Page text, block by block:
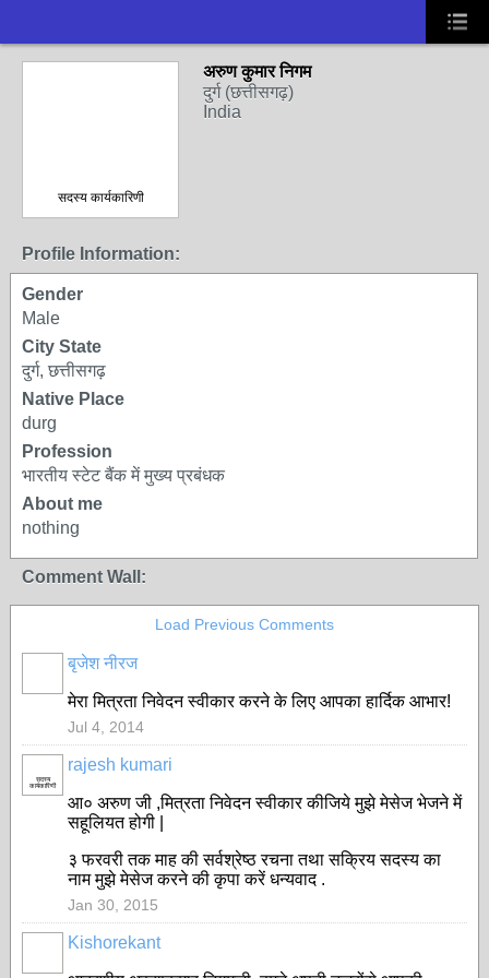
सदस्य कार्यकारिणी
अरुण कुमार निगम
दुर्ग (छत्तीसगढ़)
India
Profile Information:
Gender
Male
City State
दुर्ग, छत्तीसगढ़
Native Place
durg
Profession
भारतीय स्टेट बैंक में मुख्य प्रबंधक
About me
nothing
Comment Wall:
Load Previous Comments
बृजेश नीरज
मेरा मित्रता निवेदन स्वीकार करने के लिए आपका हार्दिक आभार!
Jul 4, 2014
सदस्य
कार्यकारिणी
rajesh kumari
आ० अरुण जी ,मित्रता निवेदन स्वीकार कीजिये मुझे मेसेज भेजने में
सहूलियत होगी |
३ फरवरी तक माह की सर्वश्रेष्ठ रचना तथा सक्रिय सदस्य का
नाम मुझे मेसेज करने की कृपा करें धन्यवाद .
Jan 30, 2015
Kishorekant